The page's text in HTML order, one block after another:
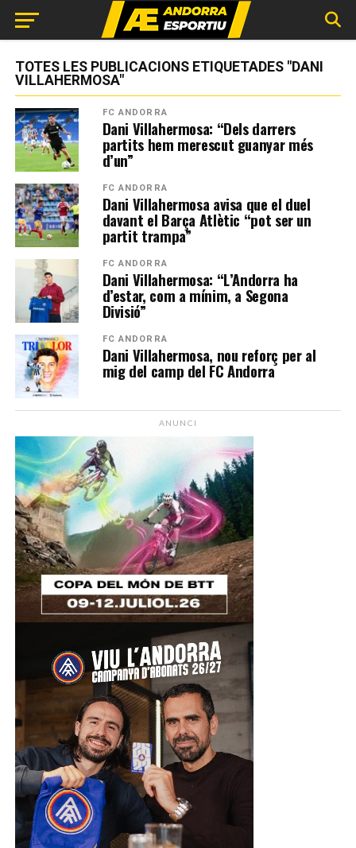
TOTES LES PUBLICACIONS ETIQUETADES "DANI
VILLAHERMOSA"
FC ANDORRA
Dani Villahermosa: “Dels darrers
partits hem merescut guanyar més
d’un”
FC ANDORRA
Dani Villahermosa avisa que el duel
davant el Barça Atlètic “pot ser un
partit trampa”
FC ANDORRA
Dani Villahermosa: “L’Andorra ha
d’estar, com a mínim, a Segona
Divisió”
FC ANDORRA
Dani Villahermosa, nou reforç per al
mig del camp del FC Andorra
ANUNCI